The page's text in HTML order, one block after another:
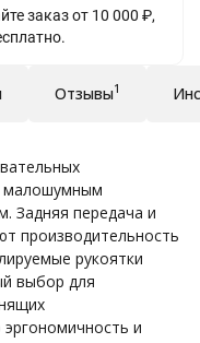
заказ от 10 000 ₽,
Отзывы1
малошумным
Задняя передача и
производительность
рукоятки
выбор для
и